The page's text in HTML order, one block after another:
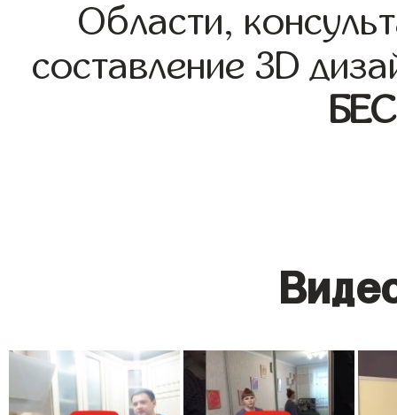
Области,
составление 3D